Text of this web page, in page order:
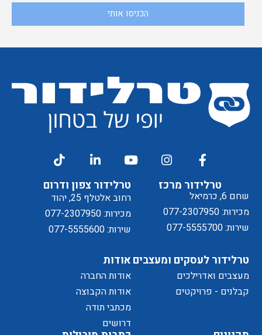
קבלת
דיוור
ל
מדיניות
הכניסו אותי
טרלידור מרכז
שחם 6, כרמיאל
מכירות: 077-2307950
שירות: 077-5555700
טרלידור צפון ודרום
רחוב אלטלף 25, יהוד
מכירות: 077-2307950
שירות: 077-5555600
אודות
אודות החברה
אודות הקבוצה
מכתבי תודה
דרושים
טרלידור לעסקים ומעצבים
מעצבים ואדרילכים
קבלנים - פרויקטים